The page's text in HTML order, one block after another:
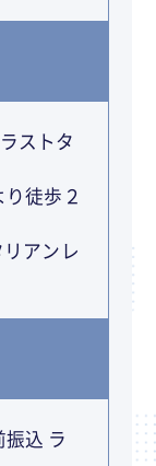
ストタ
徒歩２
アンレ
込 ラ